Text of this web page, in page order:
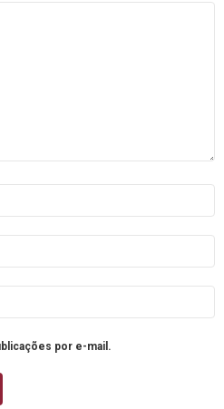
por e-mail.